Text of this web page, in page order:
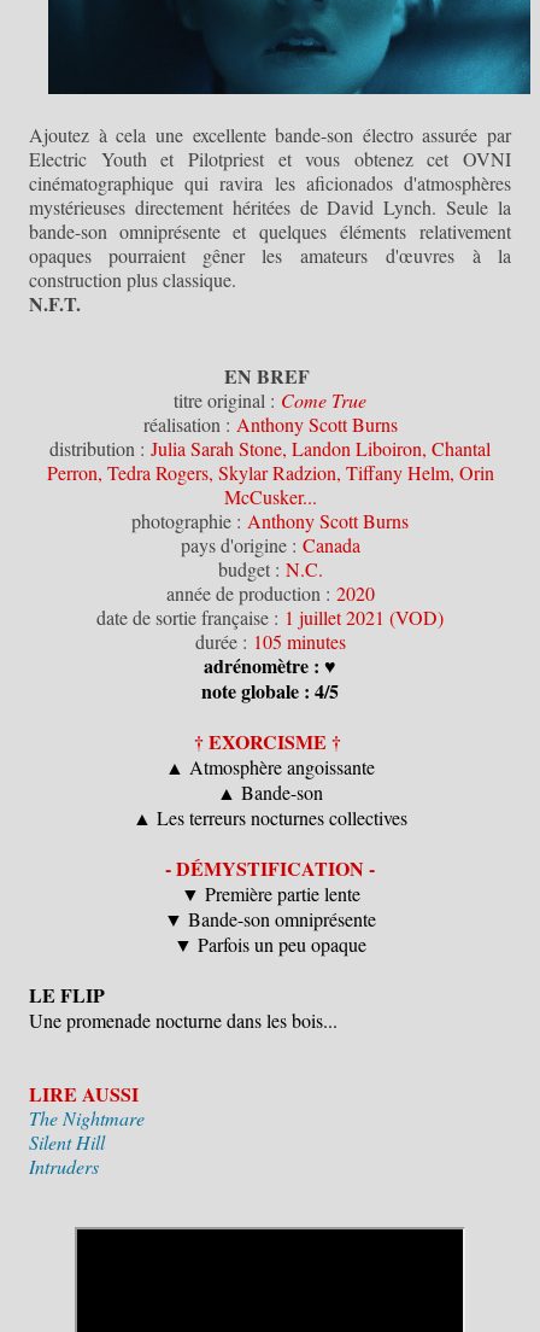
Ajoutez à cela une excellente bande-son électro assurée par
Electric Youth et Pilotpriest et vous obtenez cet OVNI
cinématographique qui ravira les aficionados d'atmosphères
mystérieuses directement héritées de David Lynch. Seule la
bande-son omniprésente et quelques éléments relativement
opaques pourraient gêner les amateurs d'œuvres à la
construction plus classique.
N.F.T.
EN BREF
titre original : Come True
réalisation : Anthony Scott Burns
distribution : Julia Sarah Stone, Landon Liboiron, Chantal
Perron, Tedra Rogers, Skylar Radzion, Tiffany Helm, Orin
McCusker...
photographie : Anthony Scott Burns
pays d'origine : Canada
budget : N.C.
année de production : 2020
date de sortie française : 1 juillet 2021 (VOD)
durée : 105 minutes
adrénomètre : ♥
note globale : 4/5
† EXORCISME †
▲ Atmosphère angoissante
▲ Bande-son
▲ Les terreurs nocturnes collectives
- DÉMYSTIFICATION -
▼ Première partie lente
▼ Bande-son omniprésente
▼ Parfois un peu opaque
LE FLIP
Une promenade nocturne dans les bois...
LIRE AUSSI
The Nightmare
Silent Hill
Intruders